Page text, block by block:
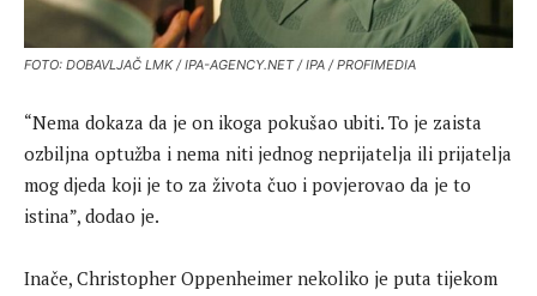
FOTO: DOBAVLJAČ LMK / IPA-AGENCY.NET / IPA / PROFIMEDIA
“Nema dokaza da je on ikoga pokušao ubiti. To je zaista
ozbiljna optužba i nema niti jednog neprijatelja ili prijatelja
mog djeda koji je to za života čuo i povjerovao da je to
istina”, dodao je.
Inače, Christopher Oppenheimer nekoliko je puta tijekom